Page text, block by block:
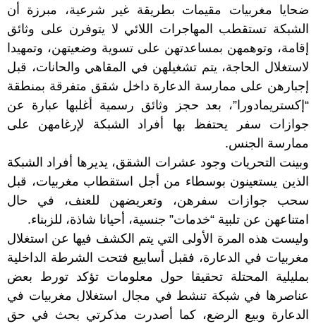
ضحايا مغربيات مقيمات بطريقة غير شرعية، مبرزة أن
الشبكة تستقطب المهاجرات اللائي لا يتوفرن على وثائق
إقامة، وتوهمهن بمساعدتهن على تسوية وضعيتهن، وتمهيدا
لاستغلال الحاجة، يتم تشغيلهن في المقاهي والحانات، قبل
إجبارهن على ممارسة الدعارة داخل شقق متفرقة بمنطقة
“إكستريمادورا”، بعد حجز وثائق رسمية أغلبها عبارة عن
جوازات سفر يحتفظ بها أفراد الشبكة لإرغامهن على
ممارسة الجنس.
وبينت التحريات وجود عشرات الشقق، يديرها أفراد الشبكة
الذين يستعينون بوسطاء من أجل استقطاب مغربيات، قبل
سحب جوازات سفرهن، وتعريضهن للعنف، في حال
امتناعهن عن تلبية “خدمات” جنسية، أحيانا شاذة، للزبناء.
وليست هذه المرة الأولى التي يتم الكشف فيها عن استغلال
مغربيات في الدعارة، فقبل أسابيع فتحت الشرطة الداخلية
بمليلية المحتلة تحقيقا حول معلومات تؤكد تورط بعض
عناصرها في شبكة تنشط في مجال استغلال مغربيات في
الدعارة وبيع الرضع، كما أصدرت مذكرتي بحث في حق